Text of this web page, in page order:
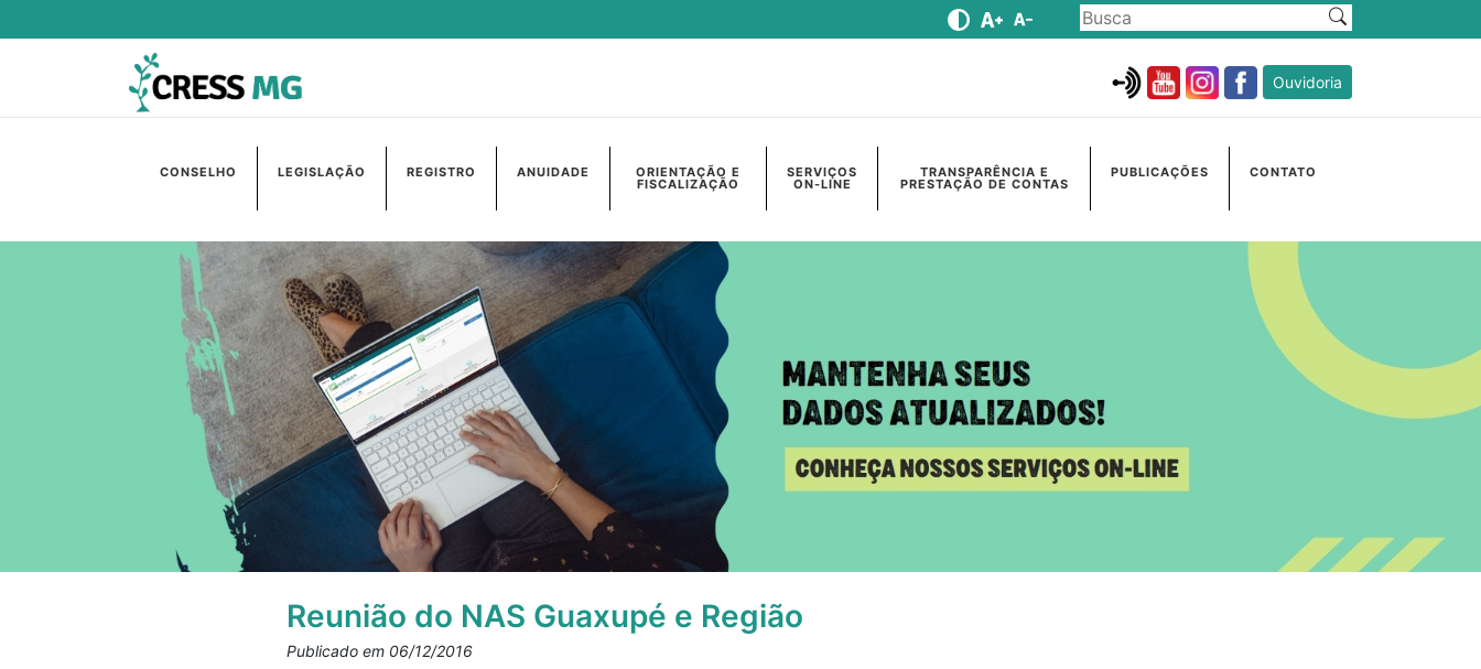
Ouvidoria
CONSELHO LEGISLAÇÃO REGISTRO ANUIDADE ORIENTAÇÃO E
FISCALIZAÇÃO
SERVIÇOS
ON-LINE
TRANSPARÊNCIA E
PRESTAÇÃO DE CONTAS
PUBLICAÇÕES CONTATO
Reunião do NAS Guaxupé e Região
Publicado em 06/12/2016